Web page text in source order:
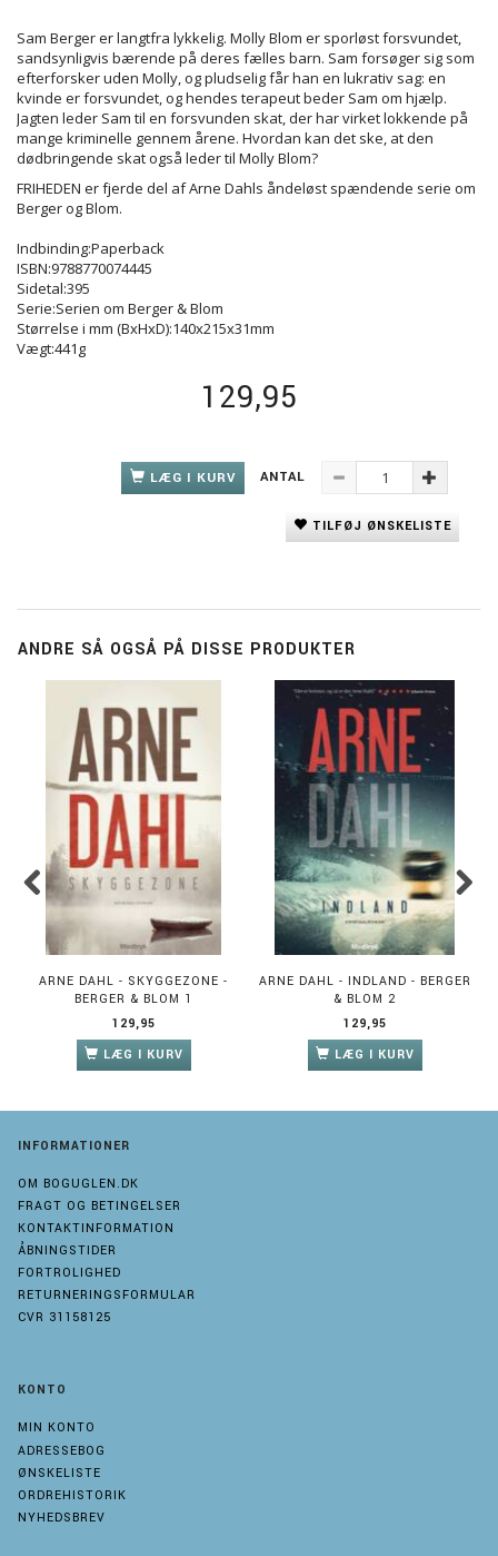
Sam Berger er langtfra lykkelig. Molly Blom er sporløst forsvundet,
sandsynligvis bærende på deres fælles barn. Sam forsøger sig som
efterforsker uden Molly, og pludselig får han en lukrativ sag: en
kvinde er forsvundet, og hendes terapeut beder Sam om hjælp.
Jagten leder Sam til en forsvunden skat, der har virket lokkende på
mange kriminelle gennem årene. Hvordan kan det ske, at den
dødbringende skat også leder til Molly Blom?
FRIHEDEN er fjerde del af Arne Dahls åndeløst spændende serie om
Berger og Blom.
Indbinding:Paperback
ISBN:9788770074445
Sidetal:395
Serie:Serien om Berger & Blom
Størrelse i mm (BxHxD):140x215x31mm
Vægt:441g
129,95
LÆG I KURV ANTAL
TILFØJ ØNSKELISTE
ANDRE SÅ OGSÅ PÅ DISSE PRODUKTER
ARNE DAHL - SKYGGEZONE -
BERGER & BLOM 1
129,95
LÆG I KURV
ARNE DAHL - INDLAND - BERGER
& BLOM 2
129,95
LÆG I KURV
INFORMATIONER
OM BOGUGLEN.DK
FRAGT OG BETINGELSER
KONTAKTINFORMATION
ÅBNINGSTIDER
FORTROLIGHED
RETURNERINGSFORMULAR
CVR 31158125
KONTO
MIN KONTO
ADRESSEBOG
ØNSKELISTE
ORDREHISTORIK
NYHEDSBREV